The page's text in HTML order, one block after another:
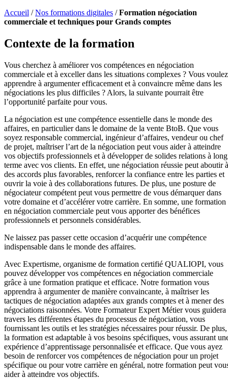
Accueil /Nos formations digitales /Formation négociation
commerciale et techniques pour Grands comptes
Contexte de la formation
Vous cherchez à améliorer vos compétences en négociation
commerciale et à exceller dans les situations complexes ? Vous voulez
apprendre à argumenter efficacement et à convaincre même dans les
négociations les plus difficiles ? Alors, la suivante pourrait être
l’opportunité parfaite pour vous.
La négociation est une compétence essentielle dans le monde des
affaires, en particulier dans le domaine de la vente BtoB. Que vous
soyez responsable commercial, ingénieur d’affaires, vendeur ou chef
de projet, maîtriser l’art de la négociation peut vous aider à atteindre
vos objectifs professionnels et à développer de solides relations à long
terme avec vos clients. En effet, une négociation réussie peut aboutir à
des accords plus favorables, renforcer la confiance entre les parties et
ouvrir la voie à des collaborations futures. De plus, une posture de
négociateur compétent peut vous permettre de vous démarquer dans
votre domaine et d’accélérer votre carrière. En somme, une formation
en négociation commerciale peut vous apporter des bénéfices
professionnels et personnels considérables.
Ne laissez pas passer cette occasion d’acquérir une compétence
indispensable dans le monde des affaires.
Avec Expertisme, organisme de formation certifié QUALIOPI, vous
pouvez développer vos compétences en négociation commerciale
grâce à une formation pratique et efficace. Notre formation vous
apprendra à argumenter de manière convaincante, à maîtriser les
tactiques de négociation adaptées aux grands comptes et à mener des
négociations raisonnées. Votre Formateur Expert Métier vous guidera
travers les différentes étapes du processus de négociation, vous
fournissant les outils et les stratégies nécessaires pour réussir. De plus,
la formation est adaptable à vos besoins spécifiques, vous assurant
expérience d’apprentissage personnalisée et efficace. Que vous ayez
besoin de renforcer vos compétences de négociation pour un projet
spécifique ou pour votre carrière en général, notre formation peut
aider à atteindre vos objectifs.